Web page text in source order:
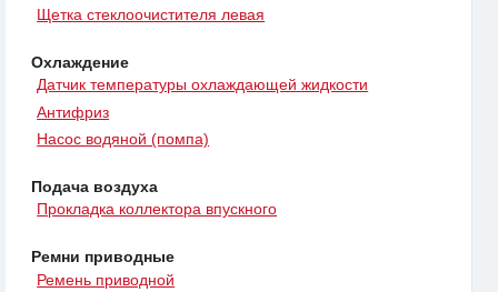
Щетка стеклоочистителя левая
Охлаждение
Датчик температуры охлаждающей жидкости
Антифриз
Насос водяной (помпа)
Подача воздуха
Прокладка коллектора впускного
Ремни приводные
Ремень приводной